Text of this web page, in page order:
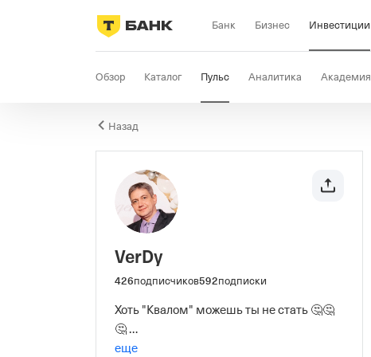
Банк Бизнес Инвестиции
Обзор Каталог Пульс Аналитика Академия
Назад
VerDy
426подписчиков592подписки
Хоть "Квалом" можешь ты не стать 🤔🤔
🤔
Но инвестировать - обязан 😁😁😁
еще